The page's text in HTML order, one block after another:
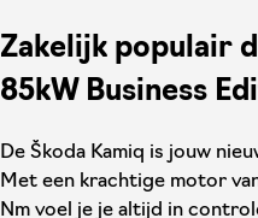
Zakelijk populair
85kW Business
De Škoda Kamiq is jouw
Met een krachtige motor
Nm voel je je altijd in